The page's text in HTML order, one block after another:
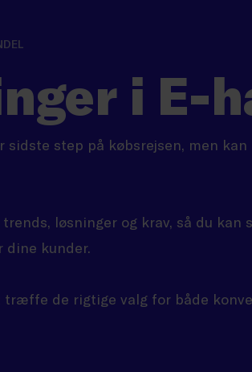
i E-
sidste step på købsrejsen, men
løsninger og krav, så du
dine kunder.
de rigtige valg for både